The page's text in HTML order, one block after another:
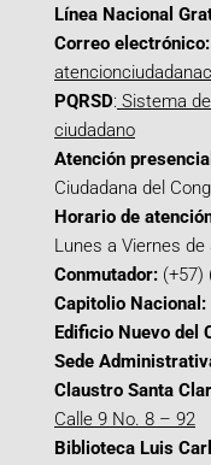
Línea Nacional
Correo electrónico:
PQRSD: Sistema
ciudadano
Atención presencial
Ciudadana del
Horario de
Lunes a Viernes
Conmutador: (+57)
Capitolio Nacional:
Edificio Nuevo del
Sede
Claustro Santa
Calle 9 No. 8 – 92
Biblioteca Luis